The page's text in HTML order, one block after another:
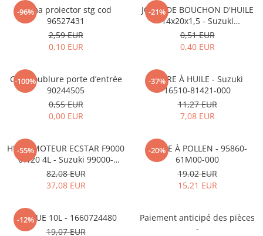
MOVANO
TIGRA-B 2004-2009
VIVARO
ZAFIRA
Mazda CX-80 KL
SX4 S-CROSS Hybrid 48V 2020-
prezent
S-CROSS HYBRID 48V 2022-prezent
VITARA Hybrid 48V 2020-prezent
VITARA Strong Hybrid 140V 2022-
SPARK M300 2010-2018
-96%
Rama proiector stg cod
96527431
2,59 EUR
0,10 EUR
-21%
JOINT DE BOUCHON D'HUILE
14x20x1,5 - Suzuki
09168M14015-000
0,51 EUR
0,40 EUR
-100%
Clip doublure porte d’entrée
90244505
0,55 EUR
0,00 EUR
-37%
FILTRE À HUILE - Suzuki
16510-81421-000
11,27 EUR
7,08 EUR
-55%
HUILE MOTEUR ECSTAR F9000
0W20 4L - Suzuki 99000-
21E20-047
82,08 EUR
37,08 EUR
-20%
FILTRE À POLLEN - 95860-
61M00-000
19,02 EUR
15,21 EUR
-12%
ADBLUE 10L - 1660724480
19,07 EUR
Paiement anticipé des pièces
-